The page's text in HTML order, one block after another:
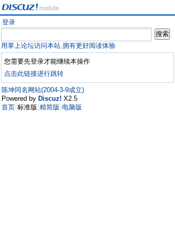
登录
用掌上论坛访问本站,拥有更好阅读体验
您需要先登录才能继续本操作
点击此链接进行跳转
陈坤同名网站(2004-3-9成立)
Powered by Discuz! X2.5
首页 标准版 精简版 电脑版